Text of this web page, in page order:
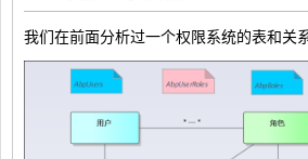
我们在前面分析过一个权限系统的表和关